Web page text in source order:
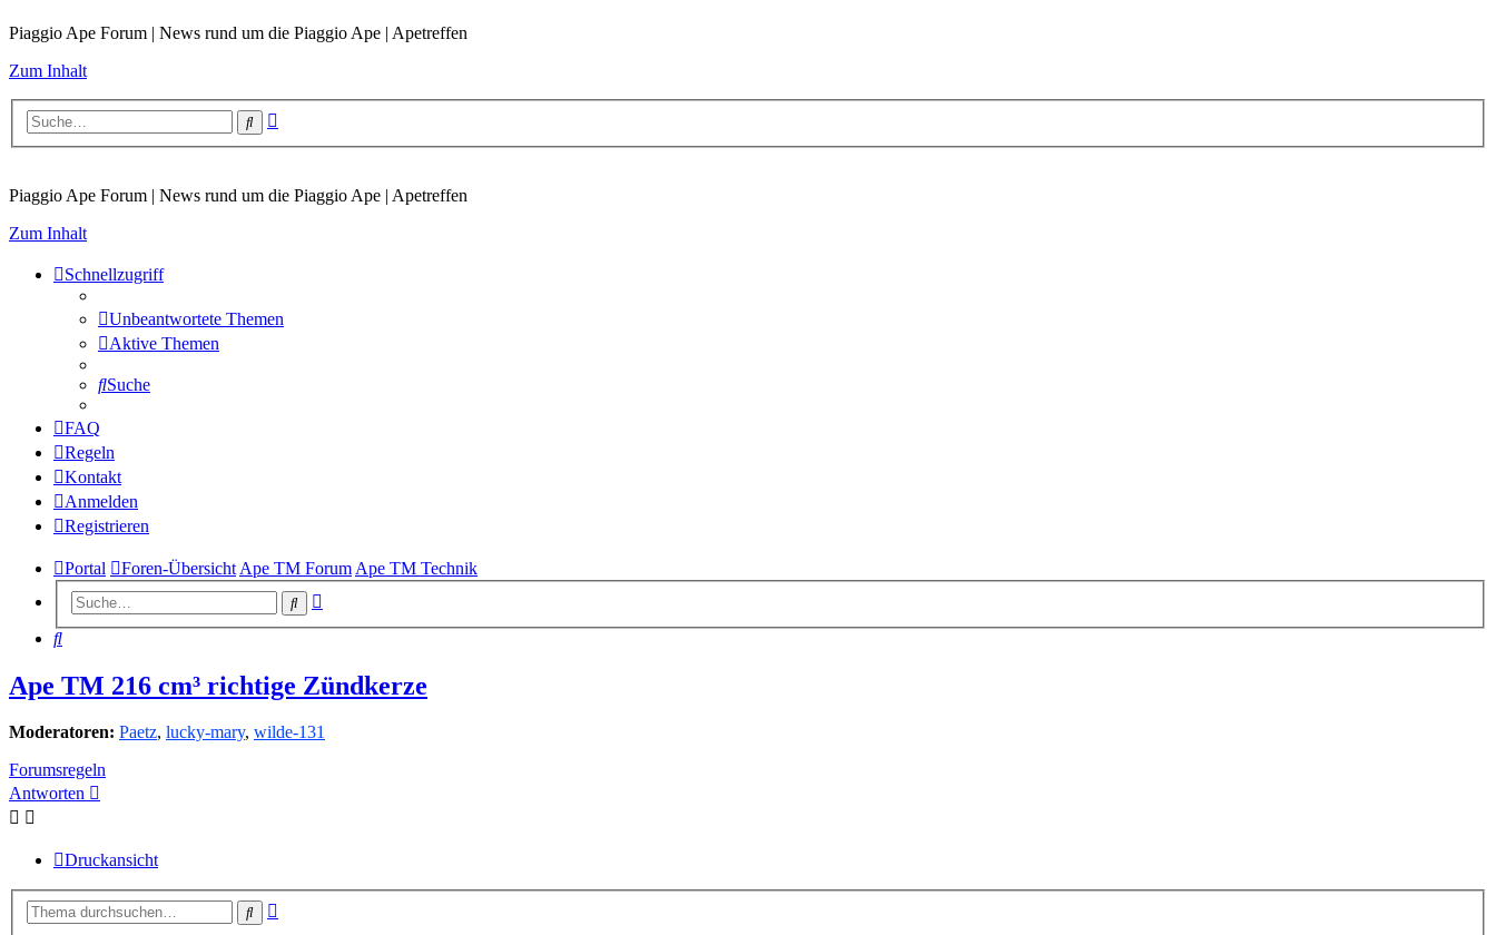
Piaggio Ape Forum | News rund um die Piaggio Ape | Apetreffen
Zum Inhalt
Suche
Piaggio Ape Forum | News rund um die Piaggio Ape | Apetreffen
Zum Inhalt
Schnellzugriff
Unbeantwortete Themen
Aktive Themen
Suche
FAQ
Regeln
Kontakt
Anmelden
Registrieren
Portal Foren-Übersicht Ape TM Forum Ape TM Technik
Suche
Suche
Ape TM 216 cm³ richtige Zündkerze
Moderatoren: Paetz, lucky-mary, wilde-131
Forumsregeln
Antworten
Druckansicht
Suche